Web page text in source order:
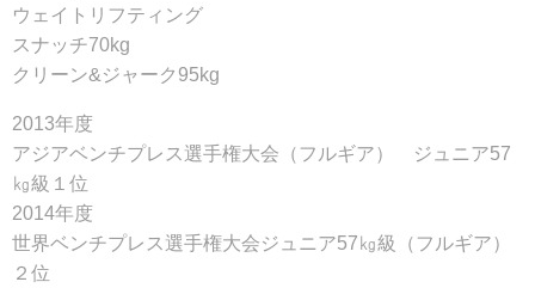
ウェイトリフティング
スナッチ70kg
クリーン&ジャーク95kg
2013年度
アジアベンチプレス選手権大会（フルギア） ジュニア57
㎏級１位
2014年度
世界ベンチプレス選手権大会ジュニア57㎏級（フルギア）
２位